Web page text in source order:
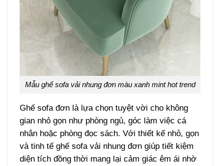
Mẫu ghế sofa vải nhung đơn màu xanh mint hot trend
Ghế sofa đơn là lựa chọn tuyệt vời cho không
gian nhỏ gọn như phòng ngủ, góc làm việc cá
nhân hoặc phòng đọc sách. Với thiết kế nhỏ, gọn
và tinh tế ghế sofa vải nhung đơn giúp tiết kiệm
diện tích đồng thời mang lại cảm giác êm ái nhờ